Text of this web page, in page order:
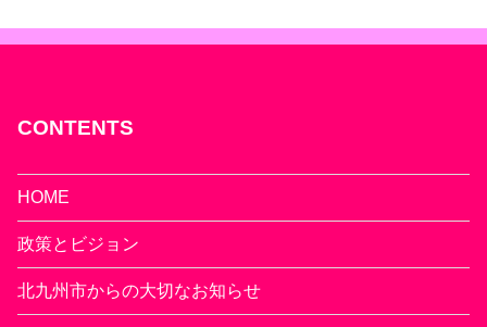
CONTENTS
HOME
政策とビジョン
北九州市からの大切なお知らせ